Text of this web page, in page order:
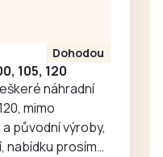
je zájemcům
představí
mnohem…
Dohodou
105, 120
náhradní
mimo
původní výroby,
nabídku prosím